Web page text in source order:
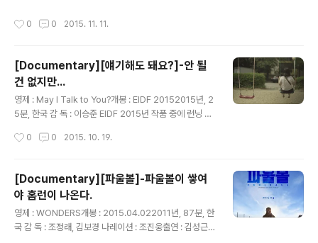
렵지만 그 어떤 시대가 한 인간을 괴롭혀온 수많..
겠지만, 내가 본 영화 속의 아이들은 많은 위험에 노출되어
학대가 아닐까 라는 생각이 들 정도로 가혹하다고 생각하
는 면이 있다.) 자연에서 놀든 아니든, 어린 나이에 부모 손
을 떠나 힘겨워 하는 모습을 보는 건 어렵다. 나 역시 두 아
이를 사설 교육기관에 의지에 아이들의 유아시기를 지내왔
의 ..
0 0 2015. 11. 11.
[Documentary][얘기해도 돼요?]-안 될
건 없지만...
영제 : May I Talk to You?개봉 : EIDF 20152015년, 2
5분, 한국 감 독 : 이승준 EIDF 2015년 작품 중에 런닝 타
의 상담정화 1388의 수화기 속에 울려퍼지는 아이들의 목
음엔 조금 어이없는 상담 내용들을 들으면서 야들이요~~
싶었지만, 울먹이면서 아이들에게 맞지만 부모도, 선생님
들고 관심이 없다는 아니나, 자신의 가정이 가난하고 자신
의 어머니가 싫다며 이야기 하는 아이들...의 목소리를 들으
0 0 2015. 10. 19.
[Documentary][파울볼]-파울볼이 쌓여
야 홈런이 나온다.
영제 : WONDERS개봉 : 2015.04.022011년, 87분, 한
국 감 독 : 조정래, 김보경 나레이션 : 조진웅출연 : 김성근